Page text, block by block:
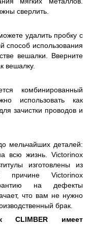
сверлить.
удалить пробку с
использования
вешалки. Вверните
вешалку.
комбинированный
использовать как
зачистки проводов и
мельчайших деталей:
всю жизнь. Victorinox
изготовлены из
Victorinox
на дефекты
что вам не нужно
брак.
CLIMBER имеет